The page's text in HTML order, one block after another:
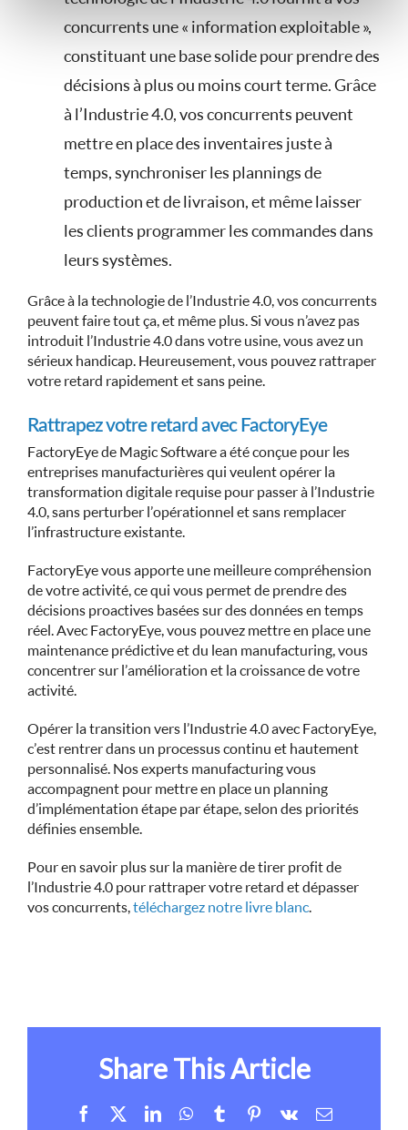
concurrents une « information exploitable »,
constituant une base solide pour prendre des
décisions à plus ou moins court terme. Grâce
à l’Industrie 4.0, vos concurrents peuvent
mettre en place des inventaires juste à
temps, synchroniser les plannings de
production et de livraison, et même laisser
les clients programmer les commandes dans
leurs systèmes.
Grâce à la technologie de l’Industrie 4.0, vos concurrents
peuvent faire tout ça, et même plus. Si vous n’avez pas
introduit l’Industrie 4.0 dans votre usine, vous avez un
sérieux handicap. Heureusement, vous pouvez rattraper
votre retard rapidement et sans peine.
Rattrapez votre retard avec FactoryEye
FactoryEye de Magic Software a été conçue pour les
entreprises manufacturières qui veulent opérer la
transformation digitale requise pour passer à l’Industrie
4.0, sans perturber l’opérationnel et sans remplacer
l’infrastructure existante.
FactoryEye vous apporte une meilleure compréhension
de votre activité, ce qui vous permet de prendre des
décisions proactives basées sur des données en temps
réel. Avec FactoryEye, vous pouvez mettre en place une
maintenance prédictive et du lean manufacturing, vous
concentrer sur l’amélioration et la croissance de votre
activité.
Opérer la transition vers l’Industrie 4.0 avec FactoryEye,
c’est rentrer dans un processus continu et hautement
personnalisé. Nos experts manufacturing vous
accompagnent pour mettre en place un planning
d’implémentation étape par étape, selon des priorités
définies ensemble.
Pour en savoir plus sur la manière de tirer profit de
l’Industrie 4.0 pour rattraper votre retard et dépasser
vos concurrents,téléchargez notre livre blanc.
Share This Article
Facebook LinkedInWhatsApp
TumblrPinterest
Vk Email